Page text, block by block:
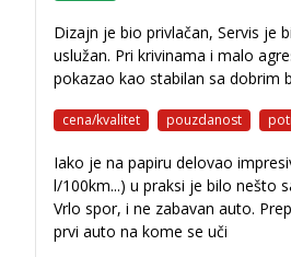
Dizajn je bio privlačan, Servis je
uslužan. Pri krivinama i malo
pokazao kao stabilan sa dobrim
cena/kvalitet pouzdanost
Iako je na papiru delovao
l/100km...) u praksi je bilo nešto
Vrlo spor, i ne zabavan auto.
prvi auto na kome se uči